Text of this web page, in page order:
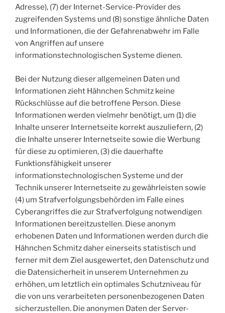
Adresse), (7) der Internet-Service-Provider des
zugreifenden Systems und (8) sonstige ähnliche Daten
und Informationen, die der Gefahrenabwehr im Falle
von Angriffen auf unsere
informationstechnologischen Systeme dienen.
Bei der Nutzung dieser allgemeinen Daten und
Informationen zieht Hähnchen Schmitz keine
Rückschlüsse auf die betroffene Person. Diese
Informationen werden vielmehr benötigt, um (1) die
Inhalte unserer Internetseite korrekt auszuliefern, (2)
die Inhalte unserer Internetseite sowie die Werbung
für diese zu optimieren, (3) die dauerhafte
Funktionsfähigkeit unserer
informationstechnologischen Systeme und der
Technik unserer Internetseite zu gewährleisten sowie
(4) um Strafverfolgungsbehörden im Falle eines
Cyberangriffes die zur Strafverfolgung notwendigen
Informationen bereitzustellen. Diese anonym
erhobenen Daten und Informationen werden durch die
Hähnchen Schmitz daher einerseits statistisch und
ferner mit dem Ziel ausgewertet, den Datenschutz und
die Datensicherheit in unserem Unternehmen zu
erhöhen, um letztlich ein optimales Schutzniveau für
die von uns verarbeiteten personenbezogenen Daten
sicherzustellen. Die anonymen Daten der Server-